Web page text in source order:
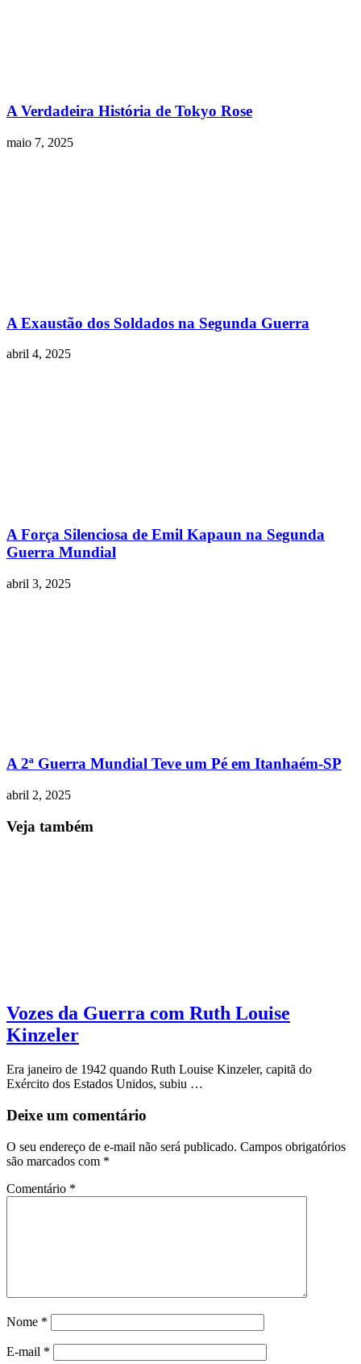
A Verdadeira História de Tokyo Rose
maio 7, 2025
A Exaustão dos Soldados na Segunda Guerra
abril 4, 2025
A Força Silenciosa de Emil Kapaun na Segunda
Guerra Mundial
abril 3, 2025
A 2ª Guerra Mundial Teve um Pé em Itanhaém-SP
abril 2, 2025
Veja também
Vozes da Guerra com Ruth Louise
Kinzeler
Era janeiro de 1942 quando Ruth Louise Kinzeler, capitã do
Exército dos Estados Unidos, subiu …
Deixe um comentário
O seu endereço de e-mail não será publicado. Campos obrigatórios
são marcados com *
Comentário *
Nome *
E-mail *